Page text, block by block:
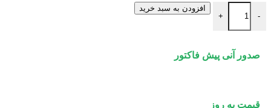
-
شیر یکطرفه خودکار دریچه ای برنجی کیز ایران عدد
+
افزودن به سبد خرید
صدور آنی پیش فاکتور
قیمت به روز